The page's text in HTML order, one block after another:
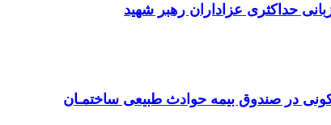
حداکثری عزاداران رهبر شهید
در صندوق بیمه حوادث طبیعی ساختمـان